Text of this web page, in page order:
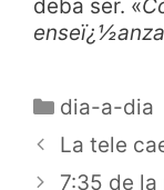
deba ser. «
enseï¿½anza
dia-a-dia
La tele
7:35 de